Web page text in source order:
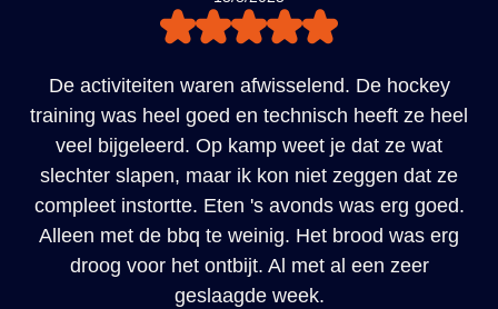
De activiteiten waren afwisselend. De hockey
training was heel goed en technisch heeft ze heel
veel bijgeleerd. Op kamp weet je dat ze wat
slechter slapen, maar ik kon niet zeggen dat ze
compleet instortte. Eten 's avonds was erg goed.
Alleen met de bbq te weinig. Het brood was erg
droog voor het ontbijt. Al met al een zeer
geslaagde week.